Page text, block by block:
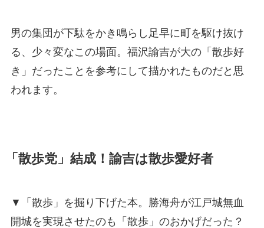
男の集団が下駄をかき鳴らし足早に町を駆け抜け
る、少々変なこの場面。福沢諭吉が大の「散歩好
き」だったことを参考にして描かれたものだと思
われます。
「散歩党」結成！諭吉は散歩愛好者
▼「散歩」を掘り下げた本。勝海舟が江戸城無血
開城を実現させたのも「散歩」のおかげだった？